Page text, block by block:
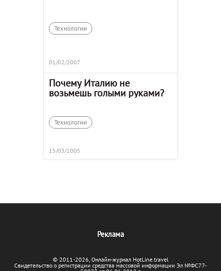
Технологии
01/02/2007
Почему Италию не
возьмешь голыми руками?
Технологии
15/03/2005
Реклама
© 2011-2026, Онлайн-журнал HotLine.travel
Свидетельство о регистрации средства массовой информации Эл №ФС77-